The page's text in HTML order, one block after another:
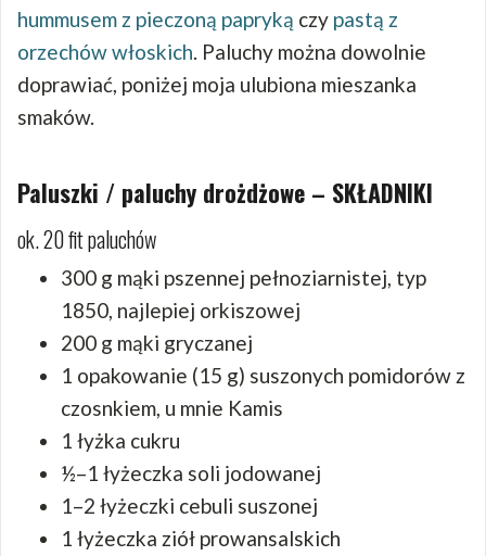
hummusem z pieczoną papryką czy pastą z
orzechów włoskich . Paluchy można dowolnie
doprawiać, poniżej moja ulubiona mieszanka
smaków.
Paluszki / paluchy drożdżowe – SKŁADNIKI
ok. 20 fit paluchów
300 g mąki pszennej pełnoziarnistej, typ
1850, najlepiej orkiszowej
200 g mąki gryczanej
1 opakowanie (15 g) suszonych pomidorów z
czosnkiem, u mnie Kamis
1 łyżka cukru
½–1 łyżeczka soli jodowanej
1–2 łyżeczki cebuli suszonej
1 łyżeczka ziół prowansalskich